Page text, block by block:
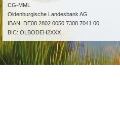
CG-MML
Oldenburgische Landesbank AG
IBAN: DE08 2802 0050 7308 7041 00
BIC: OLBODEH2XXX